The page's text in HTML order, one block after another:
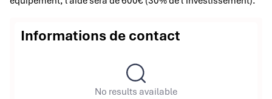
Informations de contact
No results available